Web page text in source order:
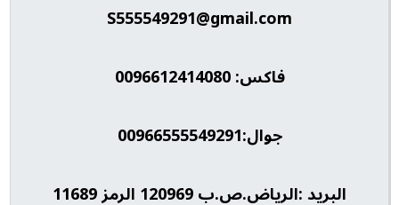
S555549291@gmail.com
فاكس: 0096612414080
جوال:00966555549291
البريد :الرياض.ص.ب 120969 الرمز 11689